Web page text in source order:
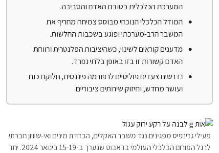
המערכת הכלכלית בטובת האדם והסביבה.
המודל הכלכלי הנוכחי מבוסס צמיחה מחריף את
המשבר הרב-מערכתי ופוגע בשכבות החלשות.
מדענים קוראים לשינוי, כשהיציבות הפלנטרית ורווחת
האדם קשורות זו בזו באופן בלתי נפרד.
נדרשים צעדים פוליטיים לרפורמה פיננסית, חלוקת כוח
ועושר מחדש, וחיזוק שירותים ציבוריים.
פעילי גרינפיס מפגינים נגד משבר האקלים, הכחדת מינים ואי-שוויון חברתי
לרגל הפורום הכלכלי העולמי בדאבוס שנערך ב-15-19 בינואר 2024. יחד